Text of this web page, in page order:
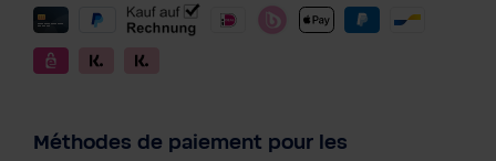
Méthodes de paiement pour les